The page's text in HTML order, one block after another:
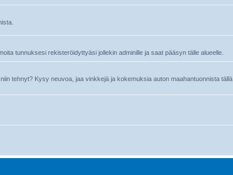
tunnuksesi rekisteröidyttyäsi jollekin adminille ja saat pääsyn tälle alueelle.
tehnyt? Kysy neuvoa, jaa vinkkejä ja kokemuksia auton maahantuonnista tällä